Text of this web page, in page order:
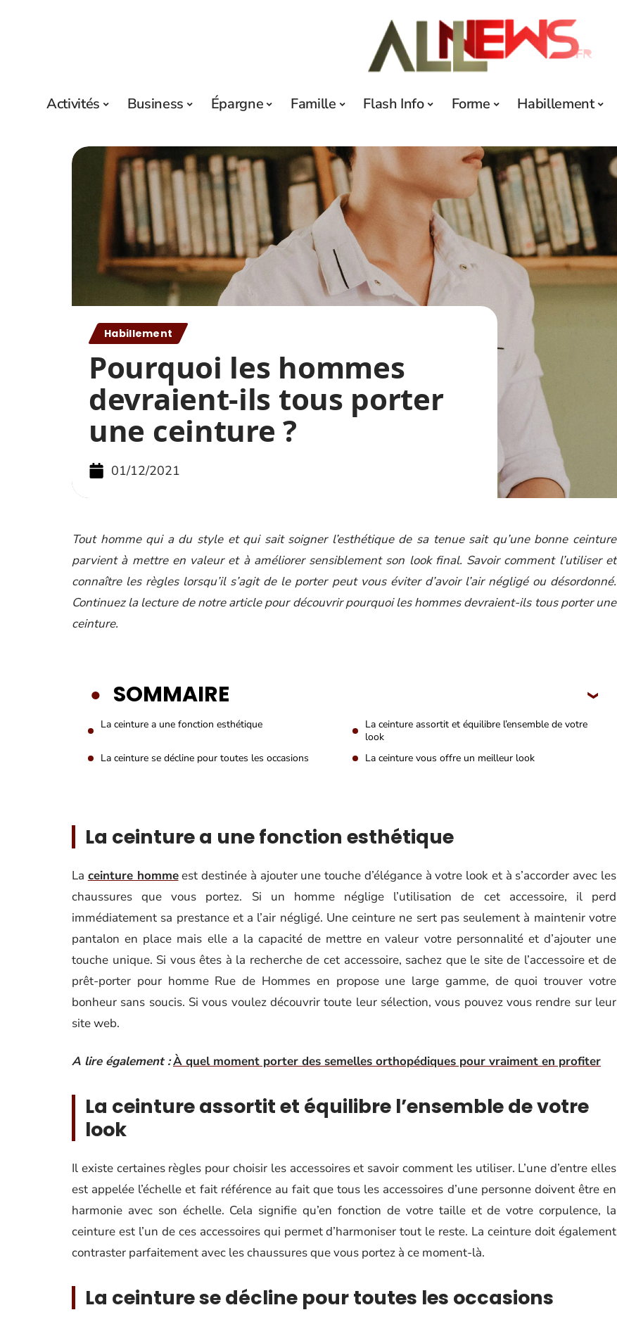
Activités Business Épargne Famille Flash Info Forme Habillement
Habillement
Pourquoi les hommes
devraient-ils tous porter
une ceinture ?
01/12/2021
Tout homme qui a du style et qui sait soigner l’esthétique de sa tenue sait qu’une bonne ceinture
parvient à mettre en valeur et à améliorer sensiblement son look final. Savoir comment l’utiliser et
connaître les règles lorsqu’il s’agit de le porter peut vous éviter d’avoir l’air négligé ou désordonné.
Continuez la lecture de notre article pour découvrir pourquoi les hommes devraient-ils tous porter une
ceinture.
SOMMAIRE
La ceinture a une fonction esthétique
La ceinture assortit et équilibre l’ensemble de votre
look
La ceinture se décline pour toutes les occasions
La ceinture vous offre un meilleur look
La ceinture a une fonction esthétique
La ceinture hommeest destinée à ajouter une touche d’élégance à votre look et à s’accorder avec les
chaussures que vous portez. Si un homme néglige l’utilisation de cet accessoire, il perd
immédiatement sa prestance et a l’air négligé. Une ceinture ne sert pas seulement à maintenir votre
pantalon en place mais elle a la capacité de mettre en valeur votre personnalité et d’ajouter une
touche unique. Si vous êtes à la recherche de cet accessoire, sachez que le site de l’accessoire et de
prêt-porter pour homme Rue de Hommes en propose une large gamme, de quoi trouver votre
bonheur sans soucis. Si vous voulez découvrir toute leur sélection, vous pouvez vous rendre sur leur
site web.
A lire également :À quel moment porter des semelles orthopédiques pour vraiment en profiter
La ceinture assortit et équilibre l’ensemble de votre
look
Il existe certaines règles pour choisir les accessoires et savoir comment les utiliser. L’une d’entre elles
est appelée l’échelle et fait référence au fait que tous les accessoires d’une personne doivent être en
harmonie avec son échelle. Cela signifie qu’en fonction de votre taille et de votre corpulence, la
ceinture est l’un de ces accessoires qui permet d’harmoniser tout le reste. La ceinture doit également
contraster parfaitement avec les chaussures que vous portez à ce moment-là.
La ceinture se décline pour toutes les occasions